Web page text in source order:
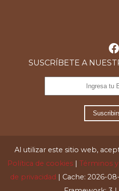
SUSCRÍBETE A
Al utilizar este sitio web,
Política de cookies | Términos
de privacidad | Cache: 2026-